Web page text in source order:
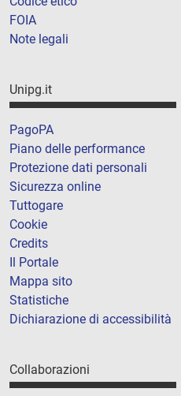
FOIA
Note legali
Unipg.it
PagoPA
Piano delle performance
Protezione dati personali
Sicurezza online
Tuttogare
Cookie
Credits
Il Portale
Mappa sito
Statistiche
Dichiarazione di accessibilità
Collaborazioni